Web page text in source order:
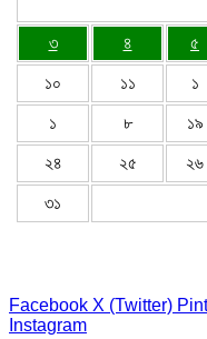
৩ ৪ ৫
১০ ১১ ১
১ ৮ ১৯
২৪ ২৫ ২৬
৩১
Facebook X (Twitter)
Instagram